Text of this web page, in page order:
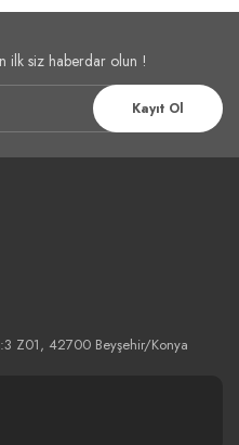
ilk siz haberdar olun !
Kayıt Ol
Z01, 42700 Beyşehir/Konya